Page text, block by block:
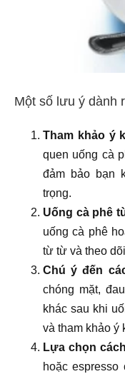
Một số lưu ý dành
Tham khảo ý
quen uống cà
đảm bảo bạn
trọng.
Uống cà phê
uống cà phê
từ từ và theo
Chú ý đến
chóng mặt,
khác sau khi
và tham khảo ý
Lựa chọn
hoặc